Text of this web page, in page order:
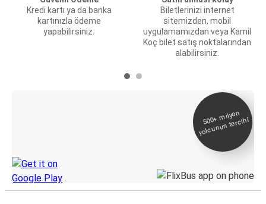
Kredi kartı ya da banka
kartınızla ödeme
yapabilirsiniz.
Biletlerinizi internet
sitemizden, mobil
uygulamamızdan veya Kamil
Koç bilet satış noktalarından
alabilirsiniz.
500+
milyon
yolcunun tercihi